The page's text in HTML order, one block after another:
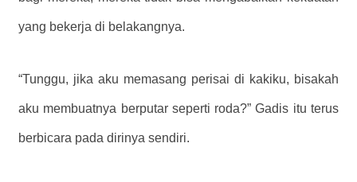
yang bekerja di belakangnya.
“Tunggu, jika aku memasang perisai di kakiku, bisakah
aku membuatnya berputar seperti roda?” Gadis itu terus
berbicara pada dirinya sendiri.